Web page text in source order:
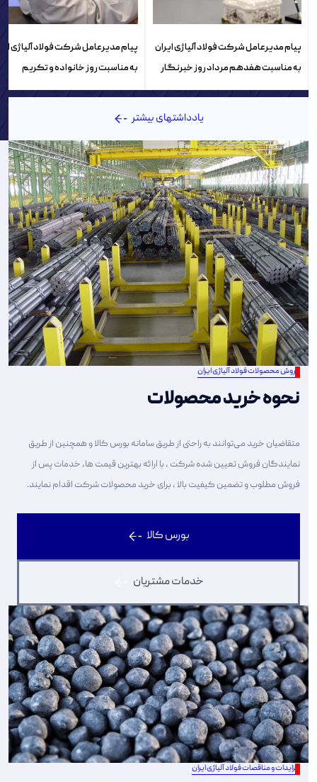
پیام مدیرعامل شرکت فولاد آلیاژی ایران
به مناسبت هفدهم مرداد روز خبرنگار
پیام مدیرعامل شرکت فولاد آلیاژی
به مناسبت روز خانواده و تکریم
بازنشستگان
یادداشتهای بیشتر
فروش محصولات فولاد آلیاژی ایران
نحوه خرید محصولات
متقاضیان خرید می‌توانند به راحتی از طریق سامانه بورس کالا و همچنین از طریق
نمایندگان فروش تعیین شده شرکت ، با ارائه بهترین قیمت ها، خدمات پس از
فروش مطلوب و تضمین کیفیت بالا ، برای خرید محصولات شرکت اقدام نمایند.
بورس کالا
خدمات مشتریان
مزایدات و مناقصات فولاد آلیاژی ایران